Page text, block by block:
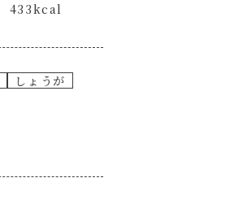
433kcal
しょうが